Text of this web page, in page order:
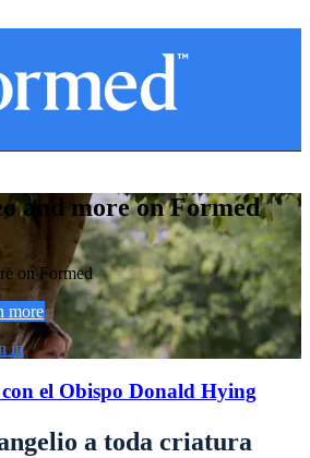
and more on Formed
on Formed
more
in
el Obispo Donald Hying
a toda criatura